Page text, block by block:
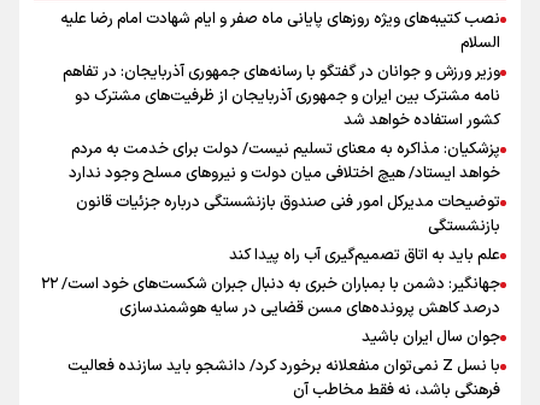
جمله‌ای که بغض چهارماهه را شکست؛ «آهای مردم، آقا از
تهران رفتند»
سه حسرتی که به دلم ماند
اینفو برنا / توصیه‌هایی طلایی برای پیاده روی اربعین
اینفو برنا / جدول کامل فاصله مرز شلمچه تا شهرهای زیارتی
عراق
نصب کتیبه‌های ویژه روزهای پایانی ماه صفر و ایام شهادت امام رضا علیه
السلام
وزیر ورزش و جوانان در گفتگو با رسانه‌های جمهوری آذربایجان: در تفاهم
نامه مشترک بین ایران و جمهوری آذربایجان از ظرفیت‌های مشترک دو
کشور استفاده خواهد شد
پزشکیان: مذاکره به معنای تسلیم نیست/ دولت برای خدمت به مردم
خواهد ایستاد/ هیچ اختلافی میان دولت و نیروهای مسلح وجود ندارد
توضیحات مدیرکل امور فنی صندوق بازنشستگی درباره جزئیات قانون
بازنشستگی
علم باید به اتاق تصمیم‌گیری آب راه پیدا کند
جهانگیر: دشمن با بمباران خبری به دنبال جبران شکست‌های خود است/ ۲۲
درصد کاهش پرونده‌های مسن قضایی در سایه هوشمندسازی
جوان سال ایران باشید
با نسل Z نمی‌توان منفعلانه برخورد کرد/ دانشجو باید سازنده فعالیت
فرهنگی باشد، نه فقط مخاطب آن